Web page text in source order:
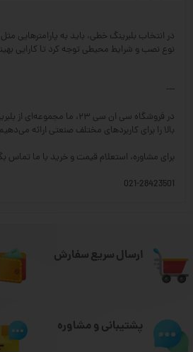
در انتخاب بلبرینگ خطی، باید به پارامترهایی
نوع نصب و شرایط محیطی توجه کرد تا کارایی
---
در فروشگاه سی ان سی ۲۳، ما
بالا را برای کاربردهای مختلف صنعتی ارائه می‌دهیم.
برای مشاوره، استعلام قیمت و خرید با ما تماس
021-28423501
ارسال سریع سفارش
پشتیبانی و مشاوره